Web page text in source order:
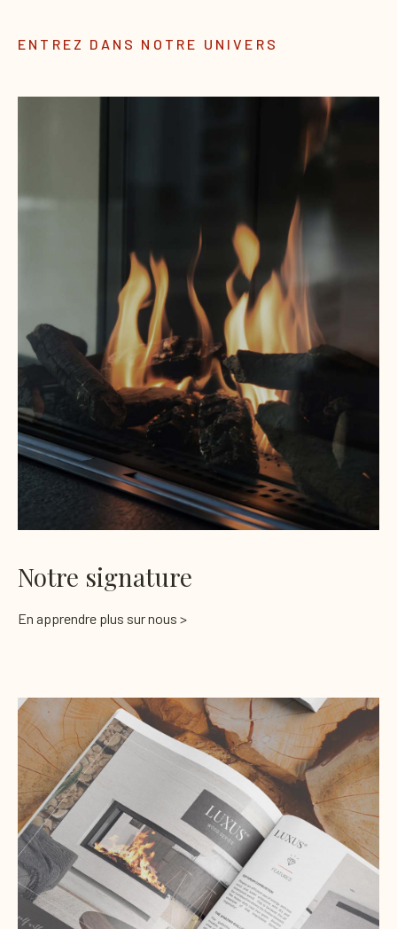
ENTREZ DANS NOTRE UNIVERS
Notre signature
En apprendre plus sur nous >